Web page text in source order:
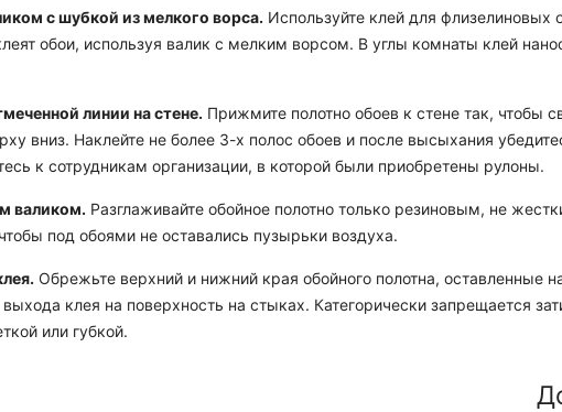
с шубкой из мелкого ворса. Используйте клей для флизелиновых
обои, используя валик с мелким ворсом. В углы комнаты клей
линии на стене. Прижмите полотно обоев к стене так, чтобы
вниз. Наклейте не более 3-х полос обоев и после высыхания
к сотрудникам организации, в которой были приобретены рулоны.
валиком. Разглаживайте обойное полотно только резиновым, не
под обоями не оставались пузырьки воздуха.
Обрежьте верхний и нижний края обойного полотна, оставленные
клея на поверхность на стыках. Категорически запрещается
или губкой.